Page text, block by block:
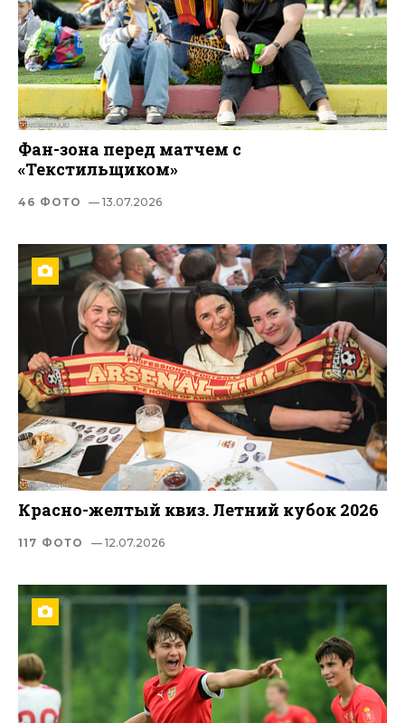
Фан-зона перед матчем с
«Текстильщиком»
46 ФОТО — 13.07.2026
Красно-желтый квиз. Летний кубок 2026
117 ФОТО — 12.07.2026